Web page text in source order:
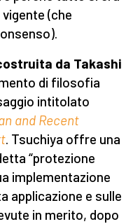
(che
da Takashi
di filosofia
intitolato
and Recent
. Tsuchiya offre una
“protezione
implementazione
applicazione e sulle
in merito, dopo